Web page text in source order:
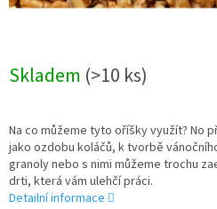
Skladem (>10 ks)
Na co můžeme tyto oříšky využít? No
jako ozdobu koláčů, k tvorbě
granoly nebo s nimi můžeme trochu
drti, která vám ulehčí práci.
Detailní informace